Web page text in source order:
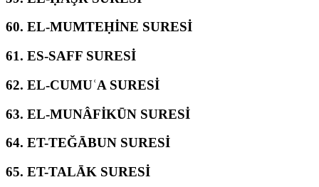
60. EL-MUMTEḤİNE SURESİ
61. ES-SAFF SURESİ
62. EL-CUMUʿA SURESİ
63. EL-MUNÂFİKŪN SURESİ
64. ET-TEĞĀBUN SURESİ
65. ET-TALĀK SURESİ